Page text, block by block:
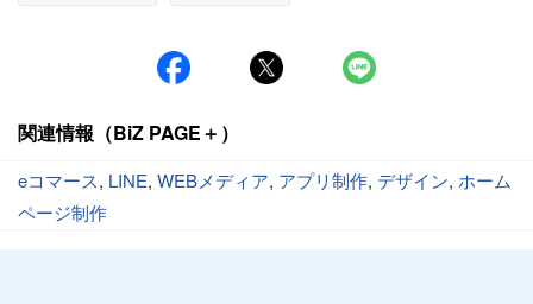
関連情報（BiZ PAGE＋）
eコマース, LINE, WEBメディア, アプリ制作, デザイン, ホーム
ページ制作